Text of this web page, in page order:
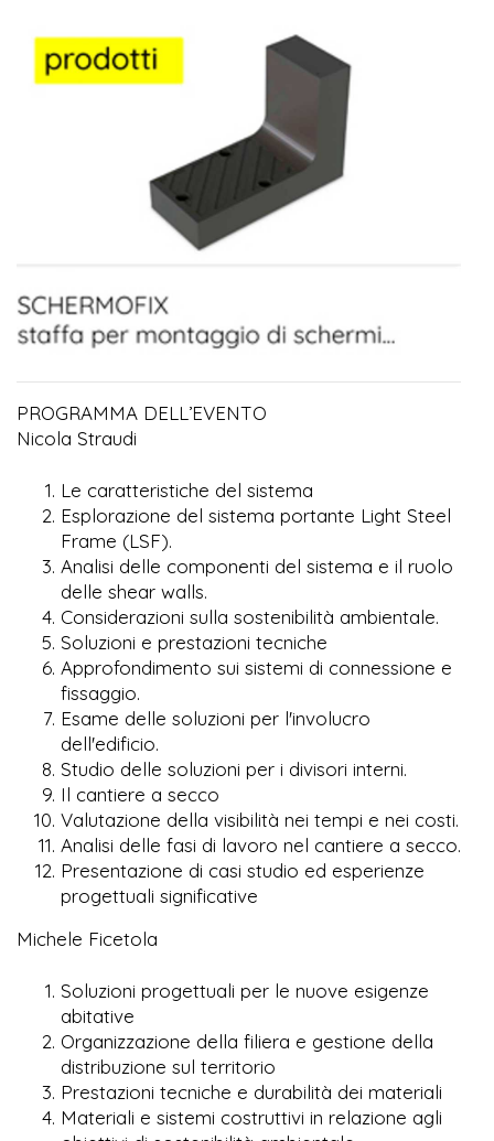
PROGRAMMA DELL’EVENTO
Nicola Straudi
Le caratteristiche del sistema
Esplorazione del sistema portante Light Steel
Frame (LSF).
Analisi delle componenti del sistema e il ruolo
delle shear walls.
Considerazioni sulla sostenibilità ambientale.
Soluzioni e prestazioni tecniche
Approfondimento sui sistemi di connessione e
fissaggio.
Esame delle soluzioni per l'involucro
dell'edificio.
Studio delle soluzioni per i divisori interni.
Il cantiere a secco
Valutazione della visibilità nei tempi e nei costi.
Analisi delle fasi di lavoro nel cantiere a secco.
Presentazione di casi studio ed esperienze
progettuali significative
Michele Ficetola
Soluzioni progettuali per le nuove esigenze
abitative
Organizzazione della filiera e gestione della
distribuzione sul territorio
Prestazioni tecniche e durabilità dei materiali
Materiali e sistemi costruttivi in relazione agli